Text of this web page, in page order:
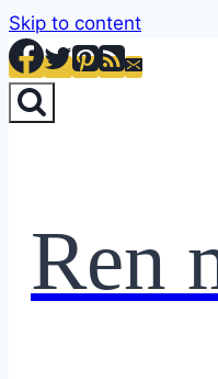
Skip to content
Ren